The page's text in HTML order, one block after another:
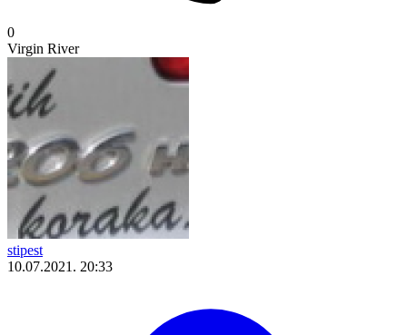
0
Virgin River
stipest
10.07.2021. 20:33